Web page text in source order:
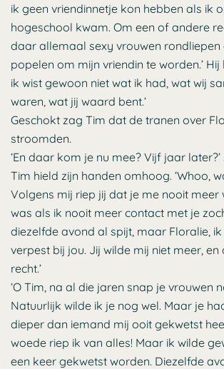
ik geen vriendinnetje kon hebben als ik
hogeschool kwam. Om een of andere
daar allemaal sexy vrouwen rondliepen
popelen om mijn vriendin te worden.’ Hij
ik wist gewoon niet wat ik had, wat wij
waren, wat jij waard bent.’
Geschokt zag Tim dat de tranen over
stroomden.
‘En daar kom je nu mee? Vijf jaar
Tim hield zijn handen omhoog. ‘Whoo,
Volgens mij riep jij dat je me nooit meer
was als ik nooit meer contact met je
diezelfde avond al spijt, maar Floralie,
verpest bij jou. Jij wilde mij niet meer,
recht.’
‘O Tim, na al die jaren snap je vrouwen
Natuurlijk wilde ik je nog wel. Maar je
dieper dan iemand mij ooit gekwetst
woede riep ik van alles! Maar ik wilde
een keer gekwetst worden. Diezelfde